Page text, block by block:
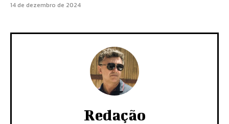
14 de dezembro de 2024
Redação